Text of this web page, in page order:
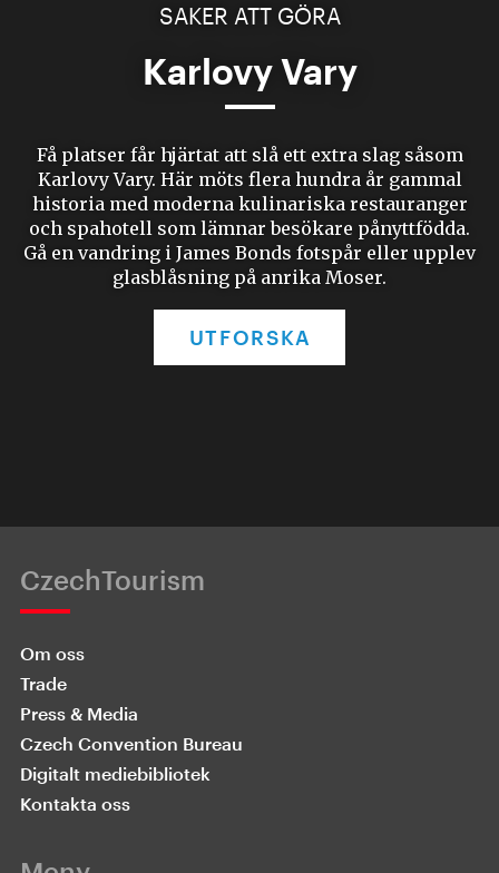
SAKER ATT GÖRA
Karlovy Vary
Få platser får hjärtat att slå ett extra slag såsom
Karlovy Vary. Här möts flera hundra år gammal
historia med moderna kulinariska restauranger
och spahotell som lämnar besökare pånyttfödda.
Gå en vandring i James Bonds fotspår eller upplev
glasblåsning på anrika Moser.
UTFORSKA
CzechTourism
Om oss
Trade
Press & Media
Czech Convention Bureau
Digitalt mediebibliotek
Kontakta oss